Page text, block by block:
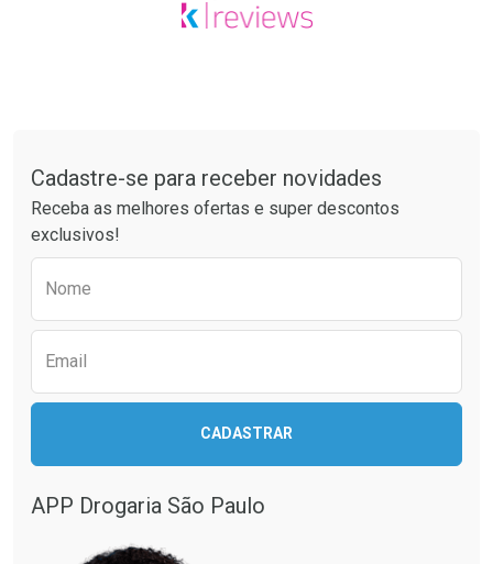
Cadastre-se para receber novidades
Receba as melhores ofertas e super descontos
exclusivos!
Nome
Email
CADASTRAR
APP Drogaria São Paulo